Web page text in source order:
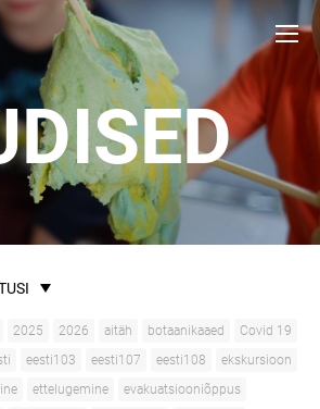
2025 2026 aitäh botaanikaaed
Covid 19
eesti103 eesti107 eesti108
ekskursioon
ettelugemine
evakuatsiooniõppus